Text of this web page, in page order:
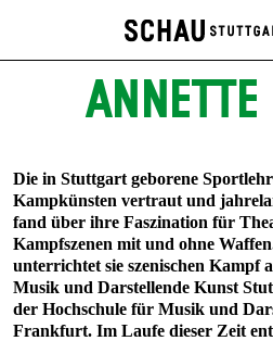
Die in Stuttgart geborene
Kampkünsten vertraut und
fand über ihre Faszination für
Kampfszenen mit und ohne
unterrichtet sie szenischen Kampf
Musik und Darstellende Kunst
der Hochschule für Musik und
Frankfurt. Im Laufe dieser Zeit